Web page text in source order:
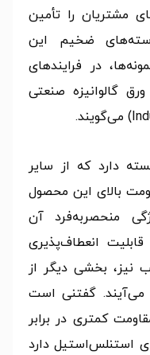
مشتریان را تأمین
ضخیم این
در فرایندهای
گالوانیزه صنعتی
دارد که از سایر
بالای این محصول
منحصربه‌فرد آن
انعطاف‌پذیری
بخشی دیگر از
گفتنی است
کمتری در برابر
استنلس‌استیل دارد